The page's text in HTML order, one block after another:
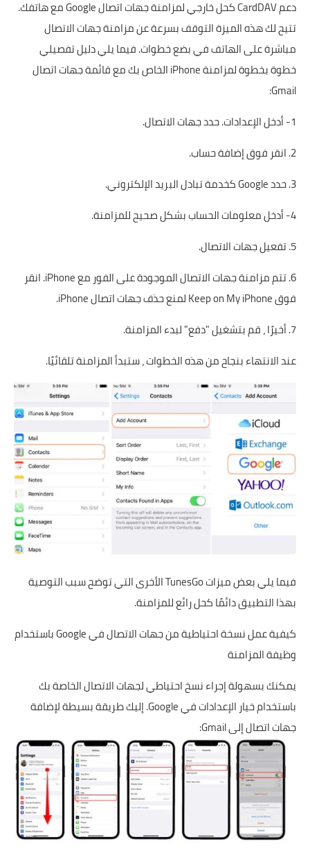
دعم CardDAV كحل خارجي لمزامنة جهات اتصال Google مع هاتفك.
تتيح لك هذه الميزة التوقف بسرعة عن مزامنة جهات الاتصال
مباشرة على الهاتف في بضع خطوات. فيما يلي دليل تفصيلي
خطوة بخطوة لمزامنة iPhone الخاص بك مع قائمة جهات اتصال
Gmail:
1- أدخل الإعدادات. حدد جهات الاتصال.
2. انقر فوق إضافة حساب.
3. حدد Google كخدمة تبادل البريد الإلكتروني.
4- أدخل معلومات الحساب بشكل صحيح للمزامنة.
5. تفعيل جهات الاتصال.
6. تتم مزامنة جهات الاتصال الموجودة على الفور مع iPhone. انقر
فوق Keep on My iPhone لمنع حذف جهات اتصال iPhone.
7. أخيرًا ، قم بتشغيل "دفع" لبدء المزامنة.
عند الانتهاء بنجاح من هذه الخطوات ، ستبدأ المزامنة تلقائيًا.
فيما يلي بعض ميزات TunesGo الأخرى التي توضح سبب التوصية
بهذا التطبيق دائمًا كحل رائع للمزامنة.
كيفية عمل نسخة احتياطية من جهات الاتصال في Google باستخدام
وظيفة المزامنة
يمكنك بسهولة إجراء نسخ احتياطي لجهات الاتصال الخاصة بك
باستخدام خيار الإعدادات في Google. إليك طريقة بسيطة لإضافة
جهات اتصال إلى Gmail
: